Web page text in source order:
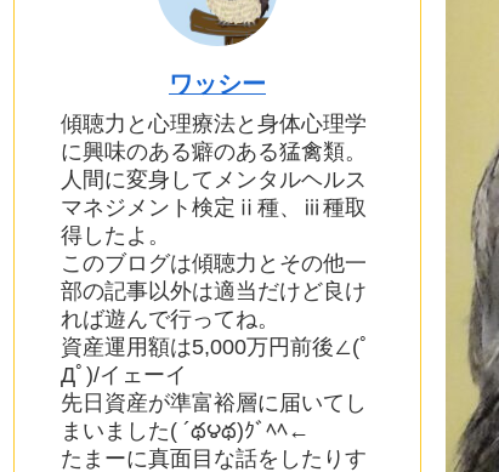
ワッシー
傾聴力と心理療法と身体心理学
に興味のある癖のある猛禽類。
人間に変身してメンタルヘルス
マネジメント検定ⅱ種、ⅲ種取
得したよ。
このブログは傾聴力とその他一
部の記事以外は適当だけど良け
れば遊んで行ってね。
資産運用額は5,000万円前後∠(ﾟ
Дﾟ)/イェーイ
先日資産が準富裕層に届いてし
まいました( ´థ౪థ)ｸﾞﾍﾍ←
たまーに真面目な話をしたりす